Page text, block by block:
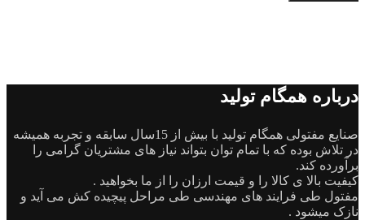
درباره همگام تولید
صنایع مفتولی همگام تولید با بیش از 15سال سابقه و تجربه همیشه
در تلاش بوده که با تمام توان بتواند نیاز های مشتریان گرامی را
برآورده کند.
کیفیت بالا ی کالا را و قیمت ارزان را از ما بخواهید .
مفتول طی فرایند های مهندسی طی مراحل پیچیده کش می آید و
نازک میشود .